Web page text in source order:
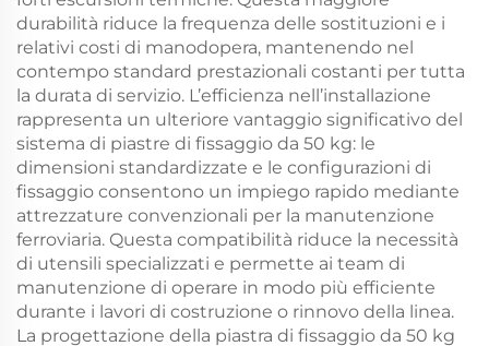
durabilità riduce la frequenza delle sostituzioni e i
relativi costi di manodopera, mantenendo nel
contempo standard prestazionali costanti per tutta
la durata di servizio. L’efficienza nell’installazione
rappresenta un ulteriore vantaggio significativo del
sistema di piastre di fissaggio da 50 kg: le
dimensioni standardizzate e le configurazioni di
fissaggio consentono un impiego rapido mediante
attrezzature convenzionali per la manutenzione
ferroviaria. Questa compatibilità riduce la necessità
di utensili specializzati e permette ai team di
manutenzione di operare in modo più efficiente
durante i lavori di costruzione o rinnovo della linea.
La progettazione della piastra di fissaggio da 50 kg